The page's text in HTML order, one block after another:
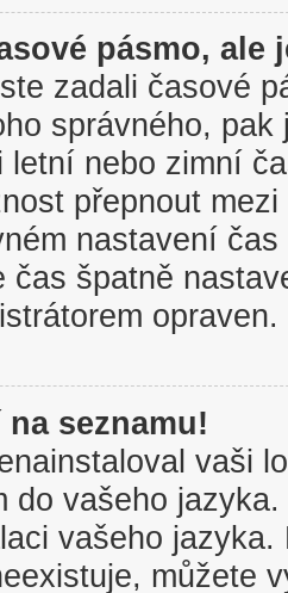
pásmo, ale
zadali časové
správného, pak
letní nebo zimní
přepnout
nastavení
čas špatně
opraven.
seznamu!
vaši
do vašeho
vašeho
můžete